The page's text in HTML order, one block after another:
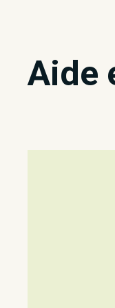
Aide